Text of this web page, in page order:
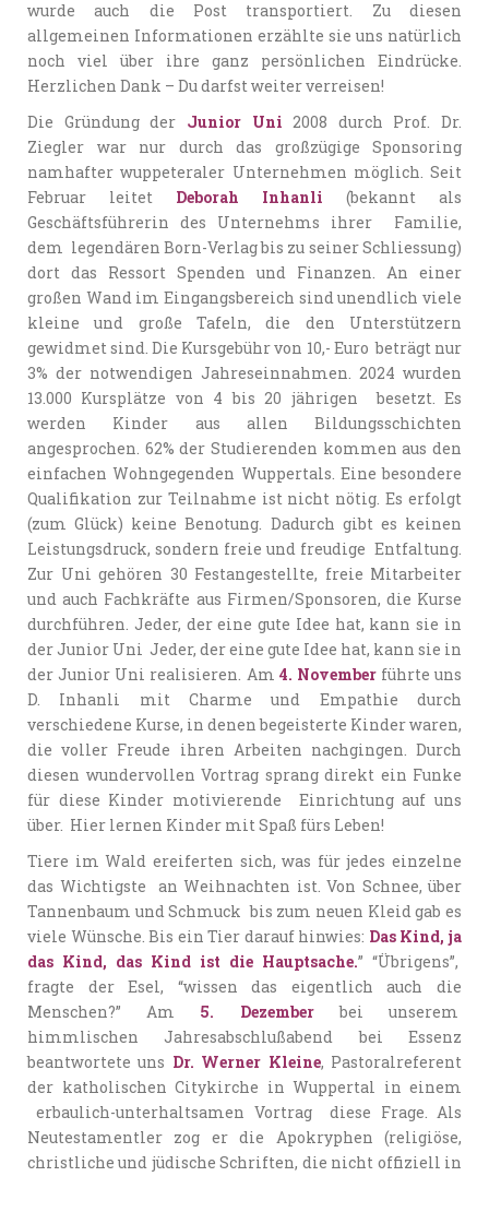
wurde auch die Post transportiert. Zu diesen
allgemeinen Informationen erzählte sie uns natürlich
noch viel über ihre ganz persönlichen Eindrücke.
Herzlichen Dank – Du darfst weiter verreisen!
Die Gründung der Junior Uni 2008 durch Prof. Dr.
Ziegler war nur durch das großzügige Sponsoring
namhafter wuppeteraler Unternehmen möglich. Seit
Februar leitet Deborah Inhanli
(bekannt als
Geschäftsführerin des Unternehms ihrer Familie,
dem legendären Born-Verlag bis zu seiner Schliessung)
dort das Ressort Spenden und Finanzen. An einer
großen Wand im Eingangsbereich sind unendlich viele
kleine und große Tafeln, die den Unterstützern
gewidmet sind. Die Kursgebühr von 10,- Euro beträgt nur
3% der notwendigen Jahreseinnahmen. 2024 wurden
13.000 Kursplätze von 4 bis 20 jährigen besetzt. Es
werden Kinder aus allen Bildungsschichten
angesprochen. 62% der Studierenden kommen aus den
einfachen Wohngegenden Wuppertals. Eine besondere
Qualifikation zur Teilnahme ist nicht nötig. Es erfolgt
(zum Glück) keine Benotung. Dadurch gibt es keinen
Leistungsdruck, sondern freie und freudige Entfaltung.
Zur Uni gehören 30 Festangestellte, freie Mitarbeiter
und auch Fachkräfte aus Firmen/Sponsoren, die Kurse
durchführen. Jeder, der eine gute Idee hat, kann sie in
der Junior Uni Jeder, der eine gute Idee hat, kann sie in
der Junior Uni realisieren. Am 4. Novemberführte uns
D. Inhanli mit Charme und Empathie durch
verschiedene Kurse, in denen begeisterte Kinder waren,
die voller Freude ihren Arbeiten nachgingen. Durch
diesen wundervollen Vortrag sprang direkt ein Funke
für diese Kinder motivierende Einrichtung auf uns
über. Hier lernen Kinder mit Spaß fürs Leben!
Tiere im Wald ereiferten sich, was für jedes einzelne
das Wichtigste an Weihnachten ist. Von Schnee, über
Tannenbaum und Schmuck bis zum neuen Kleid gab es
viele Wünsche. Bis ein Tier darauf hinwies: Das Kind, ja
das Kind, das Kind ist die Hauptsache.” “Übrigens”,
fragte der Esel, “wissen das eigentlich auch die
Menschen?” Am 5. Dezember
bei unserem
himmlischen Jahresabschlußabend bei Essenz
beantwortete uns Dr. Werner Kleine, Pastoralreferent
der katholischen Citykirche in Wuppertal in einem
erbaulich-unterhaltsamen Vortrag diese Frage. Als
Neutestamentler zog er die Apokryphen (religiöse,
christliche und jüdische Schriften, die nicht offiziell in